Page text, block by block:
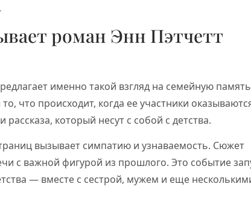
роман Энн Пэтчетт
именно такой взгляд на семейную
что происходит, когда ее участники
который несут с собой с детства.
вызывает симпатию и узнаваемость. Сюжет
с важной фигурой из прошлого. Это событие
— вместе с сестрой, мужем и еще